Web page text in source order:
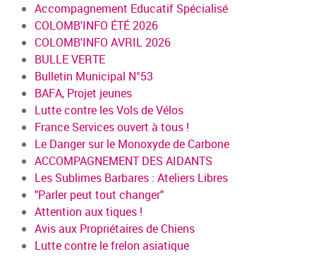
Accompagnement Educatif Spécialisé
COLOMB'INFO ÉTÉ 2026
COLOMB'INFO AVRIL 2026
BULLE VERTE
Bulletin Municipal N°53
BAFA, Projet jeunes
Lutte contre les Vols de Vélos
France Services ouvert à tous !
Le Danger sur le Monoxyde de Carbone
ACCOMPAGNEMENT DES AIDANTS
Les Sublimes Barbares : Ateliers Libres
"Parler peut tout changer"
Attention aux tiques !
Avis aux Propriétaires de Chiens
Lutte contre le frelon asiatique